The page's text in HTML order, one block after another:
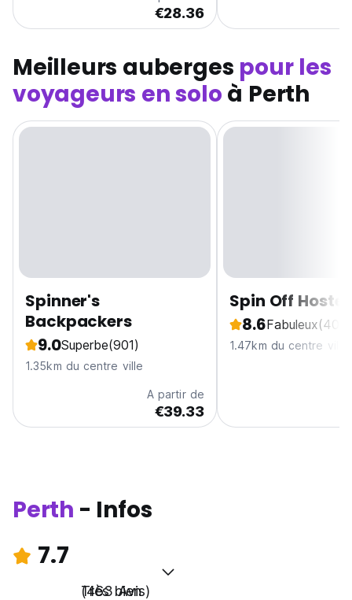
€28.36
Meilleurs auberges pour les
voyageurs en solo à Perth
Spinner's
Backpackers
9.0Superbe(901)
1.35km du centre ville
A partir de
€39.33
Spin Off Hostel
8.6Fabuleux(40)
1.47km du centre ville
Perth - Infos
7.7
Très bien
(463 Avis)